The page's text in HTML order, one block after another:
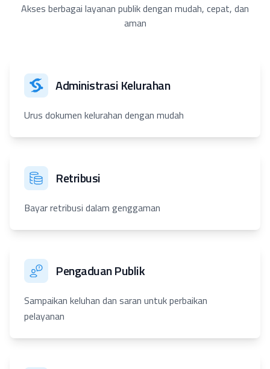
Akses berbagai layanan publik dengan mudah, cepat, dan
aman
Administrasi Kelurahan
Urus dokumen kelurahan dengan mudah
Retribusi
Bayar retribusi dalam genggaman
Pengaduan Publik
Sampaikan keluhan dan saran untuk perbaikan
pelayanan